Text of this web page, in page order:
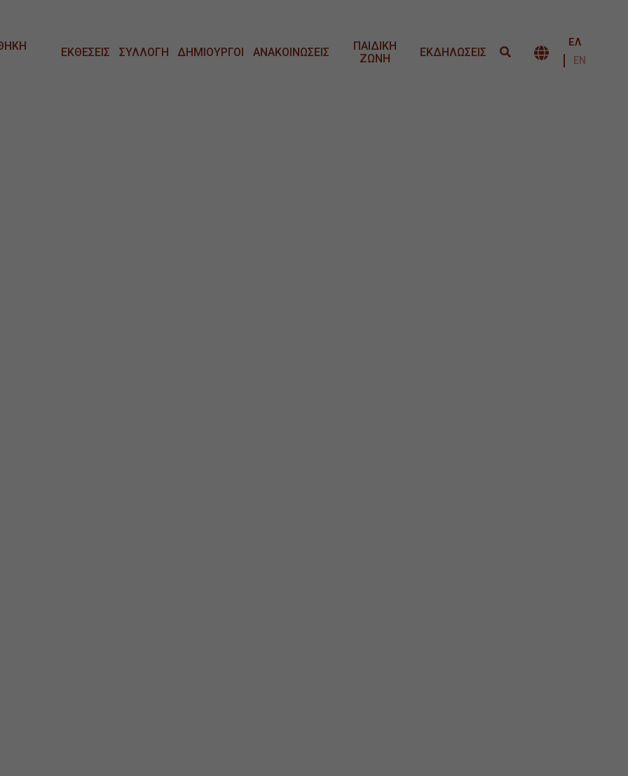
ΕΚΘΕΣΕΙΣ ΣΥΛΛΟΓΗ ΔΗΜΙΟΥΡΓΟΙ ΑΝΑΚΟΙΝΩΣΕΙΣ
ΠΑΙΔΙΚΗ
ΖΩΝΗ
ΕΚΔΗΛΩΣΕΙΣ ΕΝΑΛΛΑΓΉ
ΕΛ
ΕΝ